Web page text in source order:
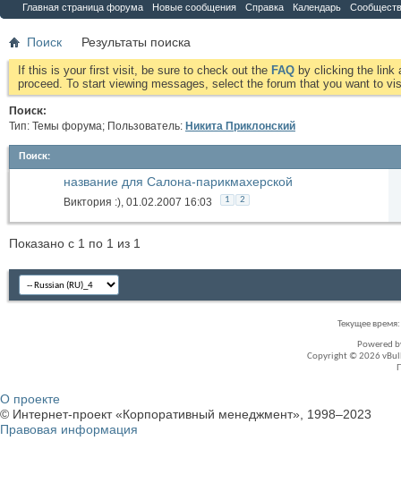
Главная страница форума Новые сообщения Справка Календарь
Поиск Результаты поиска
If this is your first visit, be sure to check out the FAQ by clicking the link
proceed. To start viewing messages, select the forum that you want to
Поиск:
Тип: Темы форума; Пользователь: Никита Приклонский
Поиск:
название для Салона-парикмахерской
Виктория :), 01.02.2007 16:03 1 2
Показано с 1 по 1 из 1
Текущее время:
Powered
Copyright © 2026
О проекте
© Интернет-проект «Корпоративный менеджмент», 1998–2023
Правовая информация